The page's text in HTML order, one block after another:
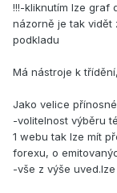
!!!-kliknutím lze graf
názorně je tak vidět
podkladu
Má nástroje k
Jako velice
-volitelnost výběru
1 webu tak lze mít
forexu, o
-vše z výše